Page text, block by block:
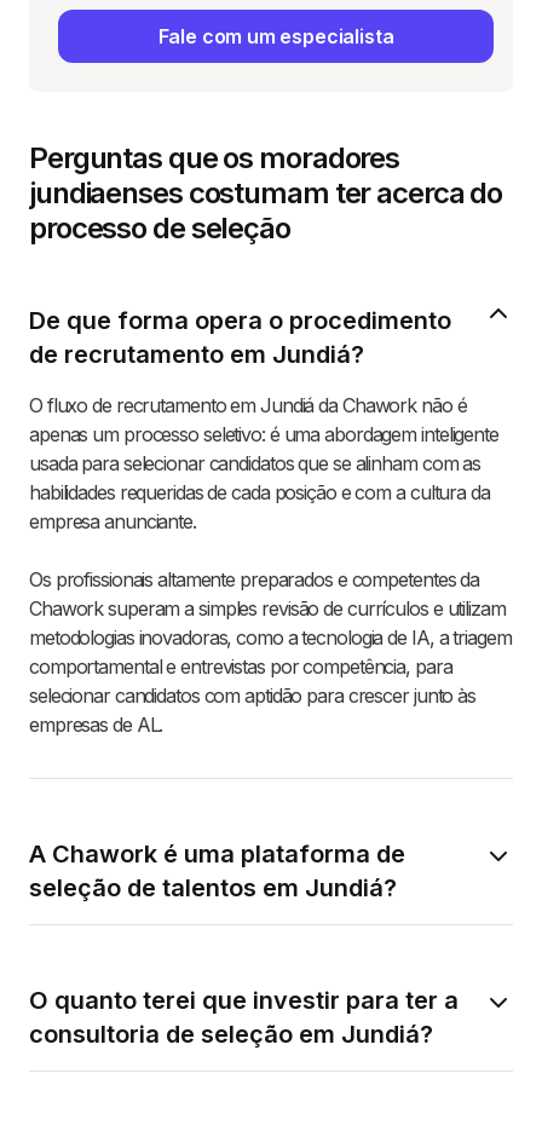
Perguntas que os moradores
jundiaenses costumam ter acerca do
processo de seleção
De que forma opera o procedimento
de recrutamento em Jundiá?
O fluxo de recrutamento em Jundiá da Chawork não é
apenas um processo seletivo: é uma abordagem inteligente
usada para selecionar candidatos que se alinham com as
habilidades requeridas de cada posição e com a cultura da
empresa anunciante.
Os profissionais altamente preparados e competentes da
Chawork superam a simples revisão de currículos e utilizam
metodologias inovadoras, como a tecnologia de IA, a triagem
comportamental e entrevistas por competência, para
selecionar candidatos com aptidão para crescer junto às
empresas de AL.
A Chawork é uma plataforma de
seleção de talentos em Jundiá?
O quanto terei que investir para ter a
consultoria de seleção em Jundiá?
Fale com um especialista